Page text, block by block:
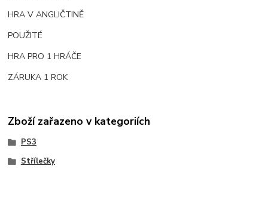
HRA V ANGLIČTINĚ
POUŽITÉ
HRA PRO 1 HRÁČE
ZÁRUKA 1 ROK
Zboží zařazeno v kategoriích
PS3
Střílečky